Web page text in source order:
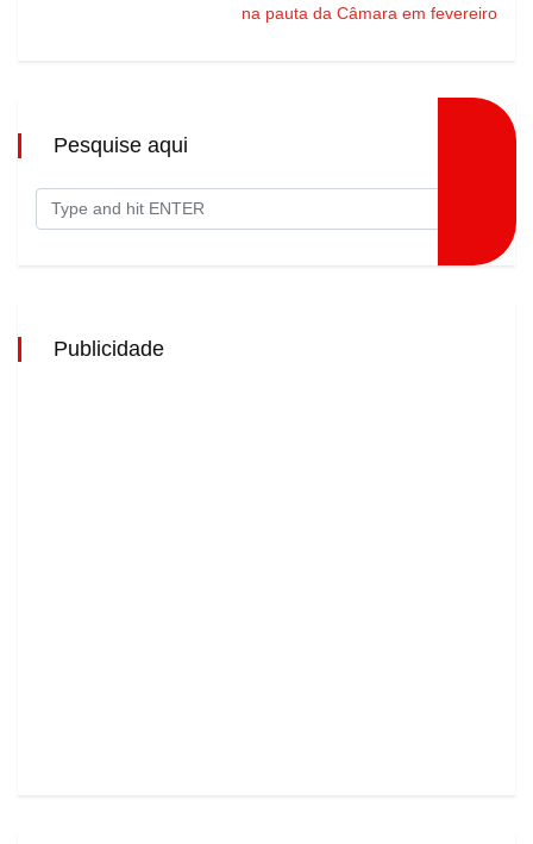
na pauta da Câmara em fevereiro
Pesquise aqui
Publicidade